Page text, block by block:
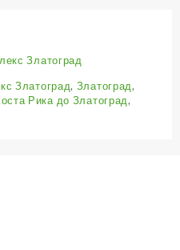
Златоград
Златоград, Златоград,
Рика до Златоград,